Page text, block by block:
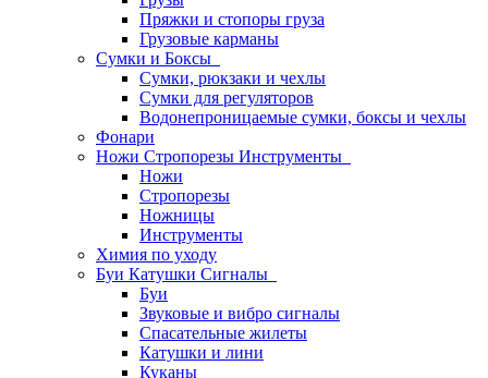
Пряжки и стопоры груза
Грузовые карманы
Сумки и Боксы
Сумки, рюкзаки и чехлы
Сумки для регуляторов
Водонепроницаемые сумки, боксы и чехлы
Фонари
Ножи Стропорезы Инструменты
Ножи
Стропорезы
Ножницы
Инструменты
Химия по уходу
Буи Катушки Сигналы
Буи
Звуковые и вибро сигналы
Спасательные жилеты
Катушки и лини
Куканы